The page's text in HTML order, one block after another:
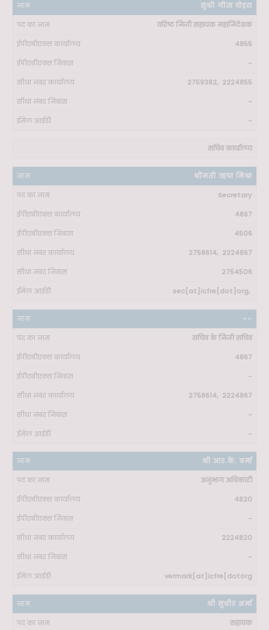
सुश्री गीता वोहरा
वरिष्ठ निजी सहायक महानिदेशक
4855
-
2759382, 2224855
-
-
सचिव कार्यालय
श्रीमती ऋचा मिश्रा
Secretary
4867
4506
2758614, 2224867
2754506
sec[at]icfre[dot]org,
--
सचिव के निजी सचिव
4867
-
2758614, 2224867
-
-
श्री आर.के. वर्मा
अनुभाग अधिकारी
4820
-
2224820
-
vermark[at]icfre[dotorg
श्री सुधीर शर्मा
सहायक